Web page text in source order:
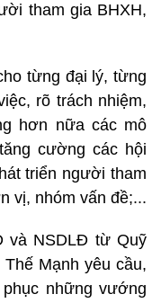
tham gia BHXH,
từng đại lý, từng
rõ trách nhiệm,
hơn nữa các mô
cường các hội
triển người tham
vị, nhóm vấn đề;...
và NSDLĐ từ Quỹ
Mạnh yêu cầu,
những vướng